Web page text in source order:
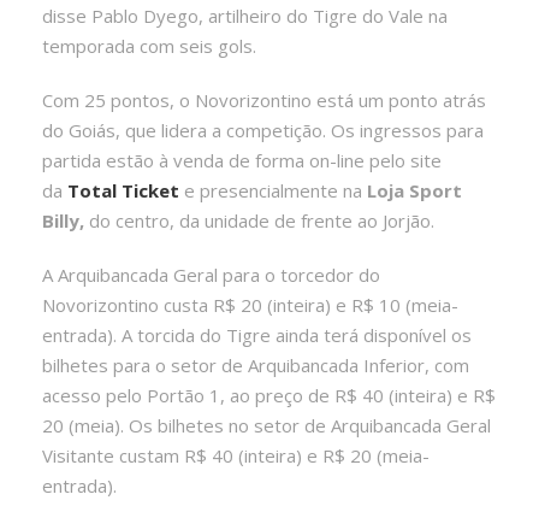
disse Pablo Dyego, artilheiro do Tigre do Vale na
temporada com seis gols.
Com 25 pontos, o Novorizontino está um ponto atrás
do Goiás, que lidera a competição. Os ingressos para
partida estão à venda de forma on-line pelo site
da Total Ticket e presencialmente na Loja Sport
Billy, do centro, da unidade de frente ao Jorjão.
A Arquibancada Geral para o torcedor do
Novorizontino custa R$ 20 (inteira) e R$ 10 (meia-
entrada). A torcida do Tigre ainda terá disponível os
bilhetes para o setor de Arquibancada Inferior, com
acesso pelo Portão 1, ao preço de R$ 40 (inteira) e R$
20 (meia). Os bilhetes no setor de Arquibancada Geral
Visitante custam R$ 40 (inteira) e R$ 20 (meia-
entrada).